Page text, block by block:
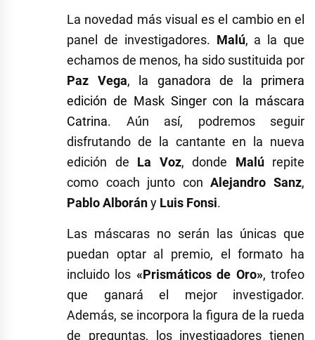
La novedad más visual es el cambio en el
panel de investigadores. Malú, a la que
echamos de menos, ha sido sustituida por
Paz Vega, la ganadora de la primera
edición de Mask Singer con la máscara
Catrina. Aún así, podremos seguir
disfrutando de la cantante en la nueva
edición de La Voz, donde Malúrepite
como coach junto conAlejandro Sanz,
Pablo Alborány Luis Fonsi.
Las máscaras no serán las únicas que
puedan optar al premio, el formato ha
incluido los «Prismáticos de Oro», trofeo
que ganará el mejor investigador.
Además, se incorpora la figura de la rueda
de preguntas, los investigadores tienen